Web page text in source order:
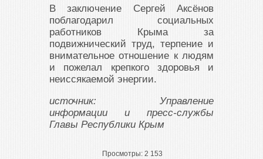
В заключение Сергей Аксёнов
поблагодарил социальных
работников Крыма за
подвижнический труд, терпение и
внимательное отношение к людям
и пожелал крепкого здоровья и
неиссякаемой энергии.
источник: Управление
информации и пресс-службы
Главы Республики Крым
Просмотры: 2 153